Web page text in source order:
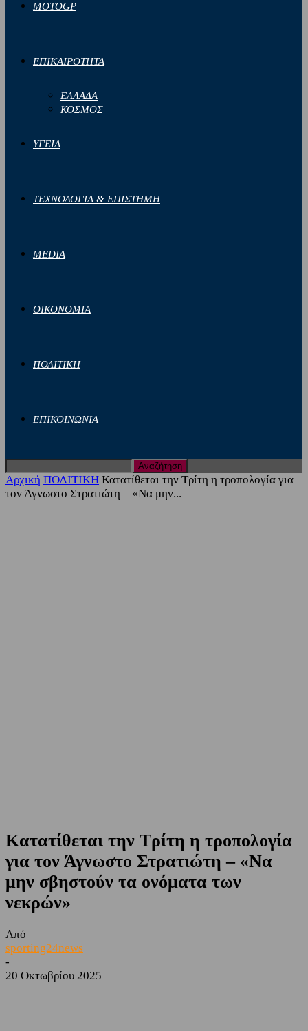
MOTOGP
ΕΠΙΚΑΙΡΟΤΗΤΑ
ΕΛΛΑΔΑ
ΚΟΣΜΟΣ
ΥΓΕΙΑ
ΤΕΧΝΟΛΟΓΙΑ & ΕΠΙΣΤΗΜΗ
MEDIA
ΟΙΚΟΝΟΜΙΑ
ΠΟΛΙΤΙΚΗ
ΕΠΙΚΟΙΝΩΝΙΑ
Αρχική ΠΟΛΙΤΙΚΗ Κατατίθεται την Τρίτη η τροπολογία για
τον Άγνωστο Στρατιώτη – «Να μην...
Κατατίθεται την Τρίτη η τροπολογία
για τον Άγνωστο Στρατιώτη – «Να
μην σβηστούν τα ονόματα των
νεκρών»
Από
sporting24news
-
20 Οκτωβρίου 2025